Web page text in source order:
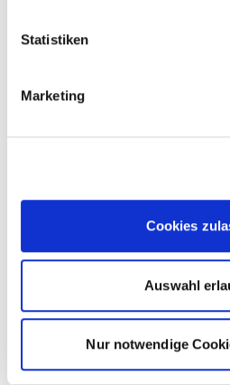
Statistiken
Marketing
Cookies
Auswahl
Nur notwendige